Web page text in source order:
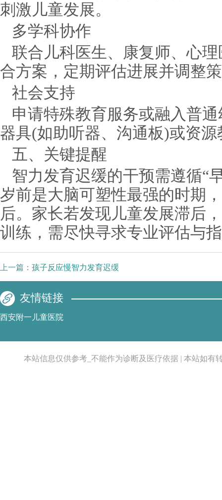
刺激儿童发展。
多学科协作
联合儿科医生、康复师、心
合方案，定期评估进展并调整
社会支持
申请特殊教育服务或融入普
器具(如助听器、沟通板)或资
五、关键提醒
智力发育迟缓的干预需遵循“
岁前是大脑可塑性最强的时期
后。家长若发现儿童发展滞后
训练，需尽快寻求专业评估与
上一篇： 孩子反应慢智力发育迟缓
友情链接
西安附一儿童医院
本站信息仅供参考_不能作为诊断及医疗依据 | 本站如